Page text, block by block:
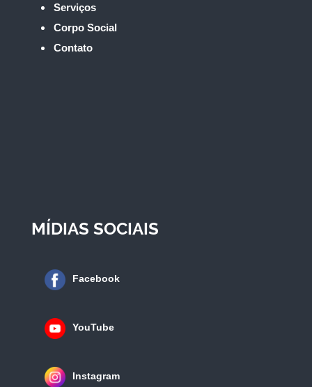
Serviços
Corpo Social
Contato
MÍDIAS SOCIAIS
Facebook
YouTube
Instagram